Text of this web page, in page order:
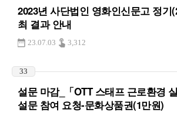
2023년 사단법인 영화인신문고 정기
최 결과 안내
23.07.03 3,312
33
설문 마감_「OTT 스태프 근로환경
설문 참여 요청-문화상품권(1만원)